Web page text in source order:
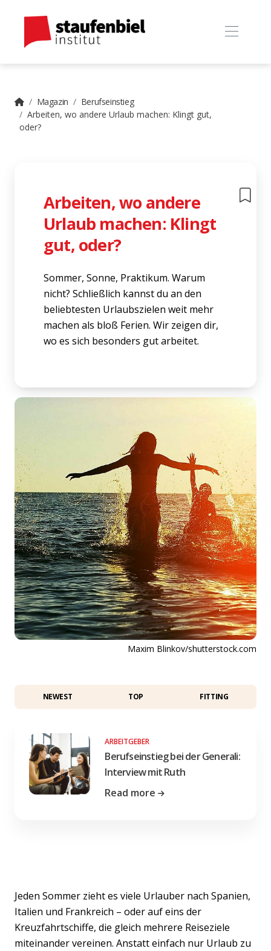
Magazin
Berufseinstieg
Arbeiten, wo andere Urlaub machen: Klingt gut,
oder?
Arbeiten, wo andere
Urlaub machen: Klingt
gut, oder?
Sommer, Sonne, Praktikum. Warum
nicht? Schließlich kannst du an den
beliebtesten Urlaubszielen weit mehr
machen als bloß Ferien. Wir zeigen dir,
wo es sich besonders gut arbeitet.
Maxim Blinkov/shutterstock.com
NEWEST TOP FITTING
ARBEITGEBER
Berufseinstieg bei der Generali:
Interview mit Ruth
Read more
Jeden Sommer zieht es viele Urlauber nach Spanien,
Italien und Frankreich – oder auf eins der
Kreuzfahrtschiffe, die gleich mehrere Reiseziele
miteinander vereinen. Anstatt einfach nur Urlaub zu